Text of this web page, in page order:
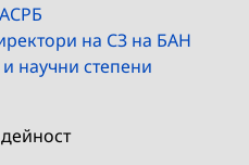
на СЗ на БАН
научни степени